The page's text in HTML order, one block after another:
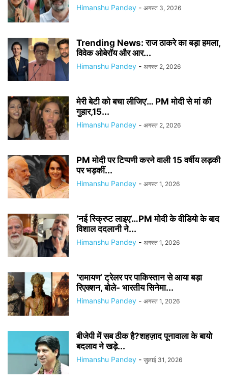
Himanshu Pandey - अगस्त 3, 2026
Trending News: राज ठाकरे का बड़ा हमला,
विवेक ओबेरॉय और आर...
Himanshu Pandey - अगस्त 2, 2026
मेरी बेटी को बचा लीजिए’… PM मोदी से मां की
गुहार,15...
Himanshu Pandey - अगस्त 2, 2026
PM मोदी पर टिप्पणी करने वाली 15 वर्षीय लड़की
पर भड़कीं...
Himanshu Pandey - अगस्त 1, 2026
‘नई स्क्रिप्ट लाइए’…PM मोदी के वीडियो के बाद
विशाल ददलानी ने...
Himanshu Pandey - अगस्त 1, 2026
‘रामायण’ ट्रेलर पर पाकिस्तान से आया बड़ा
रिएक्शन, बोले- भारतीय सिनेमा...
Himanshu Pandey - अगस्त 1, 2026
बीजेपी में सब ठीक है?शहज़ाद पूनावाला के बायो
बदलाव ने खड़े...
Himanshu Pandey - जुलाई 31, 2026